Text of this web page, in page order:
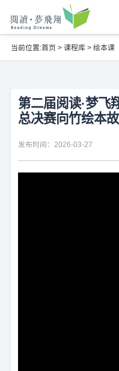
当前位置:首页 > 课程库> 绘本课
第二届阅读·梦飞
总决赛向竹绘本
发布时间：2026-03-27